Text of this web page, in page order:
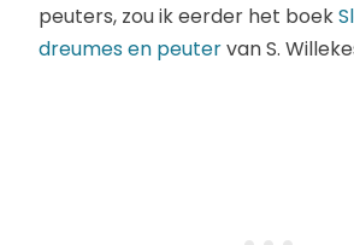
peuters, zou ik eerder het boek
dreumes en peutervan S.